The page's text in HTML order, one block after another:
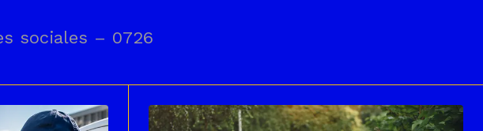
sociales – 0726